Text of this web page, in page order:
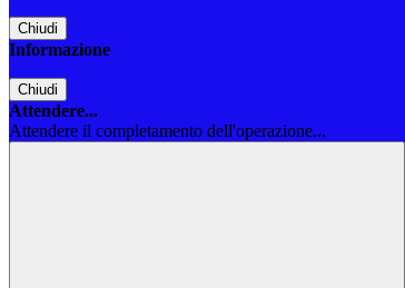
Chiudi
Informazione
Chiudi
Attendere...
Attendere il completamento dell'operazione...